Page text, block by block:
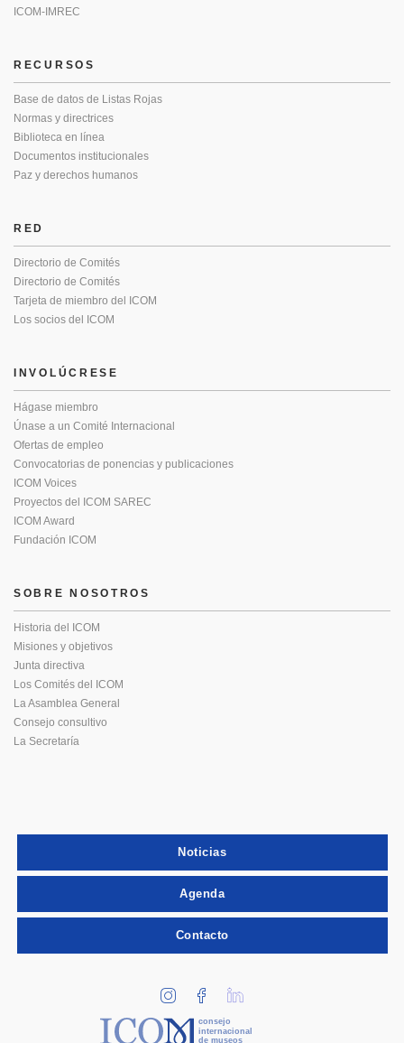
ICOM-IMREC
RECURSOS
Base de datos de Listas Rojas
Normas y directrices
Biblioteca en línea
Documentos institucionales
Paz y derechos humanos
RED
Directorio de Comités
Directorio de Comités
Tarjeta de miembro del ICOM
Los socios del ICOM
INVOLÚCRESE
Hágase miembro
Únase a un Comité Internacional
Ofertas de empleo
Convocatorias de ponencias y publicaciones
ICOM Voices
Proyectos del ICOM SAREC
ICOM Award
Fundación ICOM
SOBRE NOSOTROS
Historia del ICOM
Misiones y objetivos
Junta directiva
Los Comités del ICOM
La Asamblea General
Consejo consultivo
La Secretaría
Noticias
Agenda
Contacto
consejo
internacional
de museos